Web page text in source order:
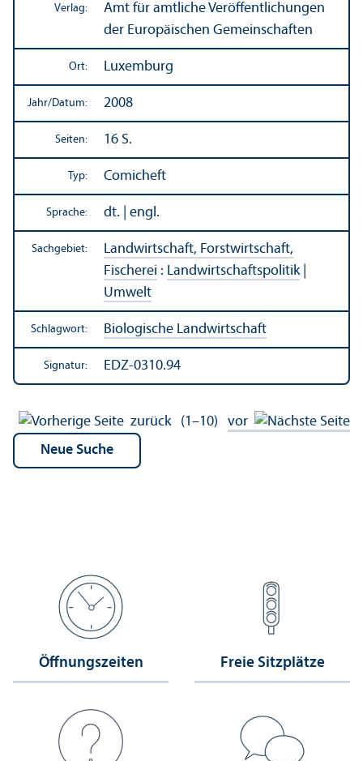
Verlag:
Amt für amtliche Veröffentlichungen
der Europäischen Gemeinschaften
Ort: Luxemburg
Jahr/Datum: 2008
Seiten: 16 S.
Typ: Comicheft
Sprache: dt. | engl.
Sachgebiet:
Landwirtschaft, Forstwirtschaft,
Fischerei : Landwirtschafts­politik|
Umwelt
Schlagwort: Biologische Landwirtschaft
Signatur: EDZ-0310.94
zurück (1–10) vor
Öffnungs­zeiten Freie Sitzplätze